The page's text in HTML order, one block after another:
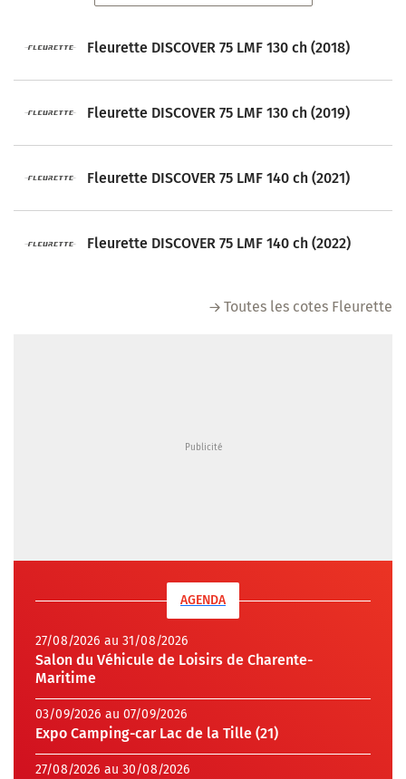
Fleurette DISCOVER 75 LMF 130 ch (2018)
Fleurette DISCOVER 75 LMF 130 ch (2019)
Fleurette DISCOVER 75 LMF 140 ch (2021)
Fleurette DISCOVER 75 LMF 140 ch (2022)
Toutes les cotes Fleurette
AGENDA
27/08/2026 au 31/08/2026
Salon du Véhicule de Loisirs de Charente-
Maritime
03/09/2026 au 07/09/2026
Expo Camping-car Lac de la Tille (21)
27/08/2026 au 30/08/2026